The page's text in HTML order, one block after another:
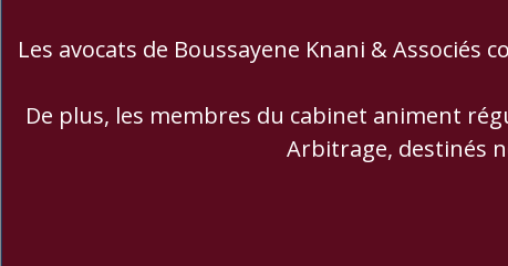
Les avocats de Boussayene Knani &
De plus, les membres du cabinet animent
Arbitrage, destinés